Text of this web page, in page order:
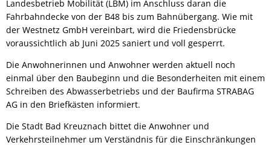
Landesbetrieb Mobilität (LBM) im Anschluss daran die
Fahrbahndecke von der B48 bis zum Bahnübergang. Wie mit
der Westnetz GmbH vereinbart, wird die Friedensbrücke
voraussichtlich ab Juni 2025 saniert und voll gesperrt.
Die Anwohnerinnen und Anwohner werden aktuell noch
einmal über den Baubeginn und die Besonderheiten mit einem
Schreiben des Abwasserbetriebs und der Baufirma STRABAG
AG in den Briefkästen informiert.
Die Stadt Bad Kreuznach bittet die Anwohner und
Verkehrsteilnehmer um Verständnis für die Einschränkungen